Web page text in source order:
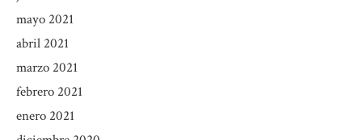
mayo 2021
abril 2021
marzo 2021
febrero 2021
enero 2021